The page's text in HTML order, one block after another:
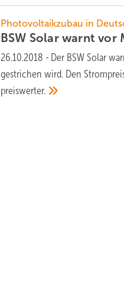
Photovoltaikzubau in
BSW Solar warnt vor
26.10.2018 - Der BSW Solar
gestrichen wird. Den
preiswerter.